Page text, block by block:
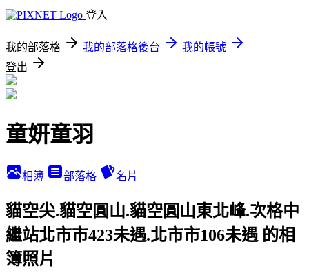
登入
我的部落格 我的部落格後台
我的帳號
登出
童妍童羽
相簿 部落格 名片
貓空尖.貓空圓山.貓空圓山東北峰.次格中
繼站北市市423未遇.北市市106未遇 的相
簿照片